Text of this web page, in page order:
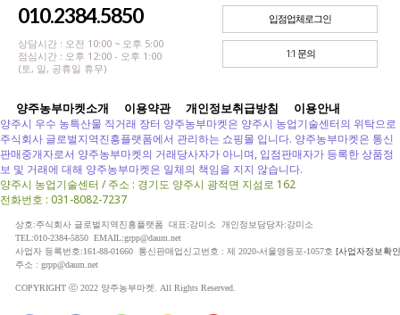
010.2384.5850
상담시간 : 오전 10:00 ~ 오후 5:00
점심시간 : 오후 12:00 - 오후 1:00
(토, 일, 공휴일 휴무)
입점업체로그인
1:1 문의
양주농부마켓소개 이용약관 개인정보취급방침 이용안내
양주시 우수 농특산물 직거래 장터 양주농부마켓은 양주시 농업기술센터의 위탁으로
주식회사 글로벌지역진흥플랫폼에서 관리하는 쇼핑몰 입니다. 양주농부마켓은 통신
판매중개자로서 양주농부마켓의 거래당사자가 아니며, 입점판매자가 등록한 상품정
보 및 거래에 대해 양주농부마켓은 일체의 책임을 지지 않습니다.
양주시 농업기술센터 / 주소 : 경기도 양주시 광적면 지섬로 162
전화번호 : 031-8082-7237
상호:주식회사 글로벌지역진흥플랫폼 대표:강미소 개인정보담당자:강미소
TEL:010-2384-5850 EMAIL:grpp@daum.net
사업자 등록번호:161-88-01660 통신판매업신고번호 : 제 2020-서울영등포-1057호 [사업자정보확
주소 : grpp@daum.net
COPYRIGHT ⓒ 2022 양주농부마켓. All Rights Reserved.